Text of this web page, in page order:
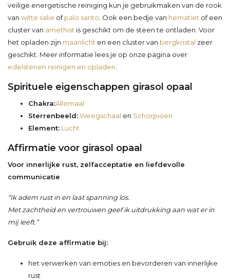
veilige energetische reiniging kun je gebruikmaken van de rook
van witte salie ofpalo santo . Ook een bedje van hematiet of een
cluster van amethist is geschikt om de steen te ontladen. Voor
het opladen zijn maanlicht en een cluster van bergkristal zeer
geschikt. Meer informatie lees je op onze pagina over
edelstenen reinigen en opladen
Spirituele eigenschappen girasol opaal
Chakra:Allemaal
Sterrenbeeld:Weegschaal en Schorpioen
Element: Lucht
Affirmatie voor girasol opaal
Voor innerlijke rust, zelfacceptatie en liefdevolle
communicatie
“Ik adem rust in en laat spanning los.
Met zachtheid en vertrouwen geef ik uitdrukking aan wat er in
mij leeft.”
Gebruik deze affirmatie bij:
het verwerken van emoties en bevorderen van innerlijke
rust